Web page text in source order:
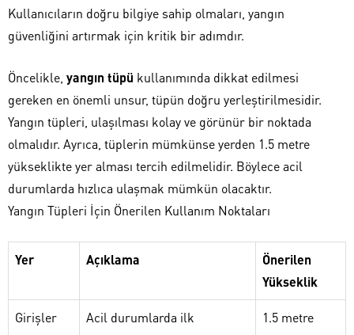
Kullanıcıların doğru bilgiye sahip olmaları, yangın
güvenliğini artırmak için kritik bir adımdır.
Öncelikle, yangın tüpü kullanımında dikkat edilmesi
gereken en önemli unsur, tüpün doğru yerleştirilmesidir.
Yangın tüpleri, ulaşılması kolay ve görünür bir noktada
olmalıdır. Ayrıca, tüplerin mümkünse yerden 1.5 metre
yükseklikte yer alması tercih edilmelidir. Böylece acil
durumlarda hızlıca ulaşmak mümkün olacaktır.
Yangın Tüpleri İçin Önerilen Kullanım Noktaları
Yer Açıklama
Önerilen
Yükseklik
Girişler
Acil durumlarda ilk
1.5 metre